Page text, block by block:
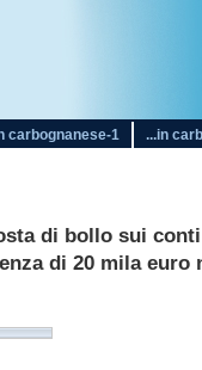
carbognanese-1 ...in
di bollo sui
di 20 mila euro